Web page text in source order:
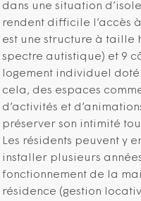
dans une situation
rendent difficile l’accès
est une structure à taille
spectre autistique) et 9
logement individuel
cela, des espaces
d’activités et
préserver son intimité
Les résidents peuvent y
installer plusieurs
fonctionnement de la
résidence (gestion